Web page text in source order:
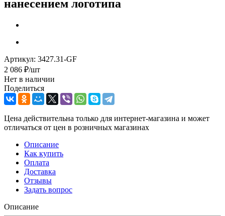
нанесением логотипа
Артикул: 3427.31-GF
2 086 ₽/шт
Нет в наличии
Поделиться
Цена действительна только для интернет-магазина и может
отличаться от цен в розничных магазинах
Описание
Как купить
Оплата
Доставка
Отзывы
Задать вопрос
Описание